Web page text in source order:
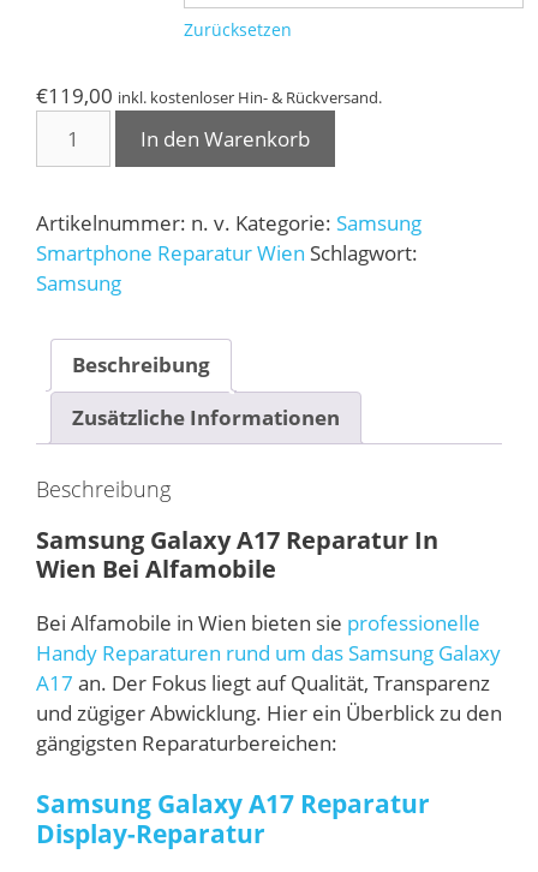
Zurücksetzen
€119,00 inkl. kostenloser Hin- & Rückversand.
Menge
In den Warenkorb
Artikelnummer: n. v. Kategorie: Samsung
Smartphone Reparatur Wien Schlagwort:
Samsung
Beschreibung
Zusätzliche Informationen
Beschreibung
Samsung Galaxy A17 Reparatur In
Wien Bei Alfamobile
Bei Alfamobile in Wien bieten sie professionelle
Handy Reparaturen rund um das Samsung Galaxy
A17 an. Der Fokus liegt auf Qualität, Transparenz
und zügiger Abwicklung. Hier ein Überblick zu den
gängigsten Reparaturbereichen:
Samsung Galaxy A17 Reparatur
Display-Reparatur